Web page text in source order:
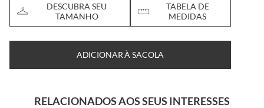
DESCUBRA SEU
TAMANHO
TABELA DE
MEDIDAS
ADICIONAR À SACOLA
RELACIONADOS AOS SEUS INTERESSES